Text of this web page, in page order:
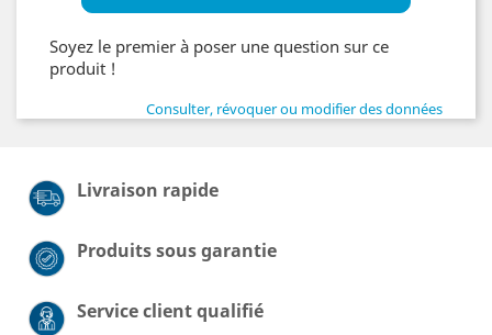
Soyez le premier à poser une question sur ce
produit !
Consulter, révoquer ou modifier des données
Livraison rapide
Produits sous garantie
Service client qualifié